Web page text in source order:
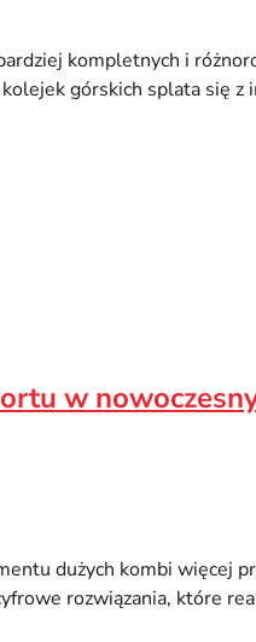
kompletnych i
górskich splata się
w
dużych kombi więcej
rozwiązania, które